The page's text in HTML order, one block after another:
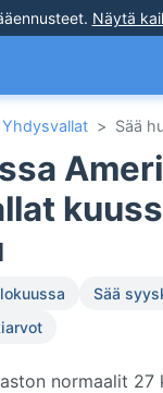
. Näytä
> Sää
Sää
normaalit 27